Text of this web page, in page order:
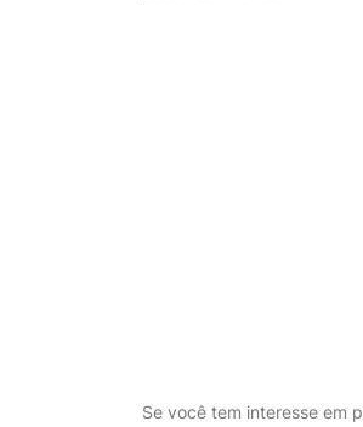
Se você tem interesse em